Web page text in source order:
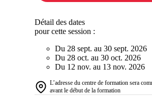
Détail des dates
pour cette session :
Du 28 sept. au 30 sept. 2026
Du 28 oct. au 30 oct. 2026
Du 12 nov. au 13 nov. 2026
L’adresse du centre de formation sera
avant le début de la formation